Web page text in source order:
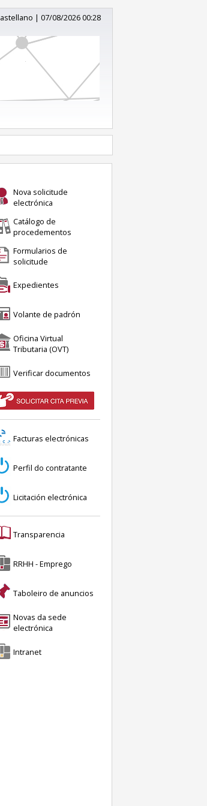
| 07/08/2026 00:28
Nova solicitude
electrónica
Catálogo de
procedementos
Formularios de
solicitude
Expedientes
Volante de padrón
Oficina Virtual
Tributaria (OVT)
Verificar documentos
Facturas electrónicas
Perfil do contratante
Licitación electrónica
Transparencia
RRHH - Emprego
Taboleiro de anuncios
Novas da sede
electrónica
Intranet